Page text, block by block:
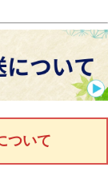
ついて